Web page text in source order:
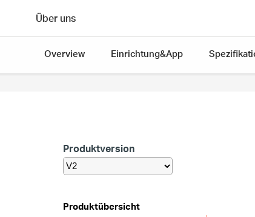
Über uns
Overview Einrichtung&App
Produktversion
Produktübersicht